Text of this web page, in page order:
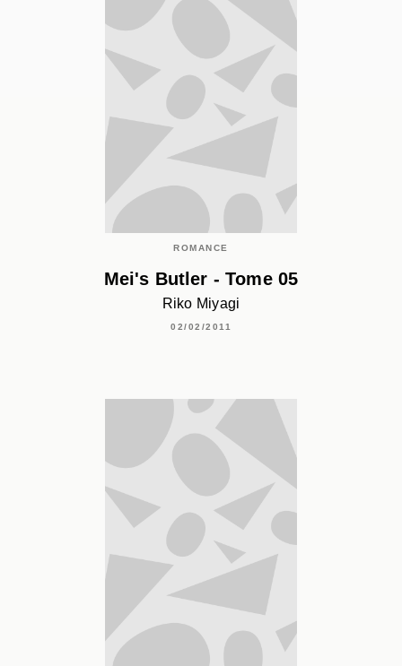
ROMANCE
Mei's Butler - Tome 05
Riko Miyagi
02/02/2011